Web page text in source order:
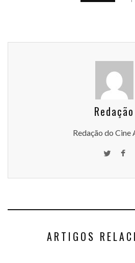
Redação
Redação do Cine
ARTIGOS